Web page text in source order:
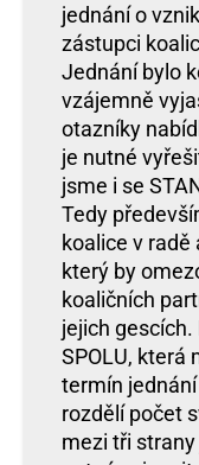
jednání o
zástupci
Jednání bylo
vzájemně
otazníky
je nutné
jsme i se
Tedy
koalice v radě
který by
koaličních
jejich
SPOLU, která
termín
rozdělí počet
mezi tři